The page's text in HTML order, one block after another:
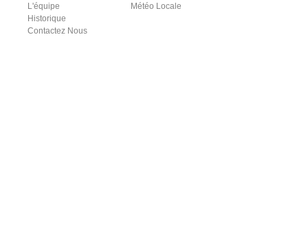
L'équipe
Historique
Contactez Nous
Météo Locale